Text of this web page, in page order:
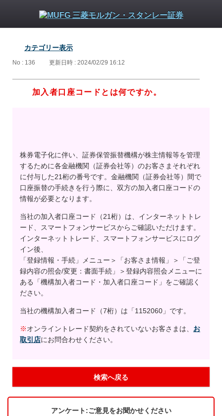
カテゴリー表示
No : 136 更新日時 : 2024/02/29 16:12
加入者口座コードとは何ですか。
株券電子化に伴い、証券保管振替機構が株主情報等を管理
するために各金融機関（証券会社等）のお客さまそれぞれ
に付与した21桁の番号です。金融機関（証券会社等）間で
口座振替の手続きを行う際に、双方の加入者口座コードの
情報が必要となります。
当社の加入者口座コード（21桁）は、インターネットトレ
ード、スマートフォンサービスからご確認いただけます。
インターネットトレード、スマートフォンサービスにログ
イン後、
「登録情報・手続」メニュー＞「お客さま情報」＞「ご登
録内容の照会/変更：書面手続」＞登録内容照会メニューに
ある「機構加入者コード・加入者口座コード」をご確認く
ださい。
当社の機構加入者コード（7桁）は「1152060」です。
※オンライントレード契約をされていないお客さまは、 お
取引店にお問合わせください。
検索へ戻る
アンケート:ご意見をお聞かせください